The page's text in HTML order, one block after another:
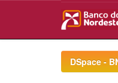
DSpace -